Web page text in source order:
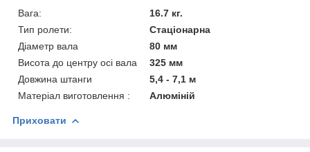
Вага:
16.7 кг.
Тип ролети:
Стаціонарна
Діаметр вала
80 мм
Висота до центру осі вала
325 мм
Довжина штанги
5,4 - 7,1 м
Матеріал виготовлення :
Алюміній
Приховати